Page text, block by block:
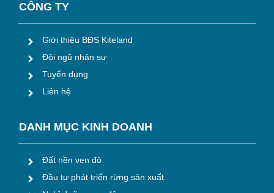
CÔNG TY
Giới thiệu BĐS Kiteland
Đội ngũ nhân sự
Tuyển dụng
Liên hệ
DANH MỤC KINH DOANH
Đất nền ven đô
Đầu tư phát triển rừng sản xuất